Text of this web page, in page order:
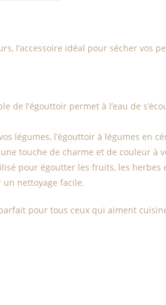
l’accessoire idéal pour sécher
de l’égouttoir permet à l’eau de
légumes, l’égouttoir à légumes en
touche de charme et de couleur à
pour égoutter les fruits, les herbes
un nettoyage facile.
pour tous ceux qui aiment